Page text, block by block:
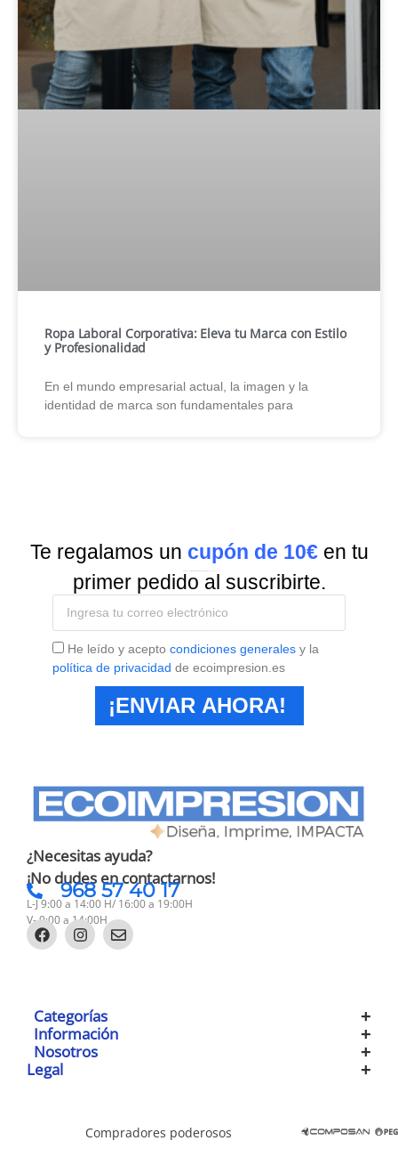
Ropa Laboral Corporativa: Eleva tu Marca con Estilo
y Profesionalidad
En el mundo empresarial actual, la imagen y la
identidad de marca son fundamentales para
Te regalamos un cupón de 10€ en tu
primer pedido al suscribirte.
He leído y acepto condiciones generales y la
política de privacidad de ecoimpresion.es
¡ENVIAR AHORA!
¿Necesitas ayuda?
¡No dudes en contactarnos!
968 57 40 17
L-J 9:00 a 14:00 H/ 16:00 a 19:00H
V- 9:00 a 14:00H
Categorías
Información
Nosotros
Legal
Compradores poderosos